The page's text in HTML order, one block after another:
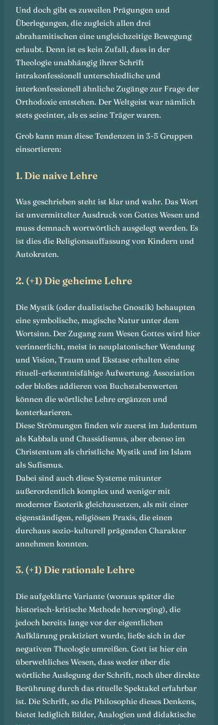
Und doch gibt es zuweilen Prägungen und
Überlegungen, die zugleich allen drei
abrahamitischen eine ungleichzeitige Bewegung
erlaubt. Denn ist es kein Zufall, dass in der
Theologie unabhängig ihrer Schrift
intrakonfessionell unterschiedliche und
interkonfessionell ähnliche Zugänge zur Frage der
Orthodoxie entstehen. Der Weltgeist war nämlich
stets geeinter, als es seine Träger waren.
Grob kann man diese Tendenzen in 3-5 Gruppen
einsortieren:
1. Die naive Lehre
Was geschrieben steht ist klar und wahr. Das Wort
ist unvermittelter Ausdruck von Gottes Wesen und
muss demnach wortwörtlich ausgelegt werden. Es
ist dies die Religionsauffassung von Kindern und
Autokraten.
2. (+1) Die geheime Lehre
Die Mystik (oder dualistische Gnostik) behaupten
eine symbolische, magische Natur unter dem
Wortsinn. Der Zugang zum Wesen Gottes wird hier
verinnerlicht, meist in neuplatonischer Wendung
und Vision, Traum und Ekstase erhalten eine
rituell-erkenntnisfähige Aufwertung. Assoziation
oder bloßes addieren von Buchstabenwerten
können die wörtliche Lehre ergänzen und
konterkarieren.
Diese Strömungen finden wir zuerst im Judentum
als Kabbala und Chassidismus, aber ebenso im
Christentum als christliche Mystik und im Islam
als Sufismus.
Dabei sind auch diese Systeme mitunter
außerordentlich komplex und weniger mit
moderner Esoterik gleichzusetzen, als mit einer
eigenständigen, religiösen Praxis, die einen
durchaus sozio-kulturell prägenden Charakter
annehmen konnten.
3. (+1) Die rationale Lehre
Die aufgeklärte Variante (woraus später die
historisch-kritische Methode hervorging), die
jedoch bereits lange vor der eigentlichen
Aufklärung praktiziert wurde, ließe sich in der
negativen Theologie umreißen. Gott ist hier ein
überweltliches Wesen, dass weder über die
wörtliche Auslegung der Schrift, noch über direkte
Berührung durch das rituelle Spektakel erfahrbar
ist. Die Schrift, so die Philosophie dieses Denkens,
bietet lediglich Bilder, Analogien und didaktische